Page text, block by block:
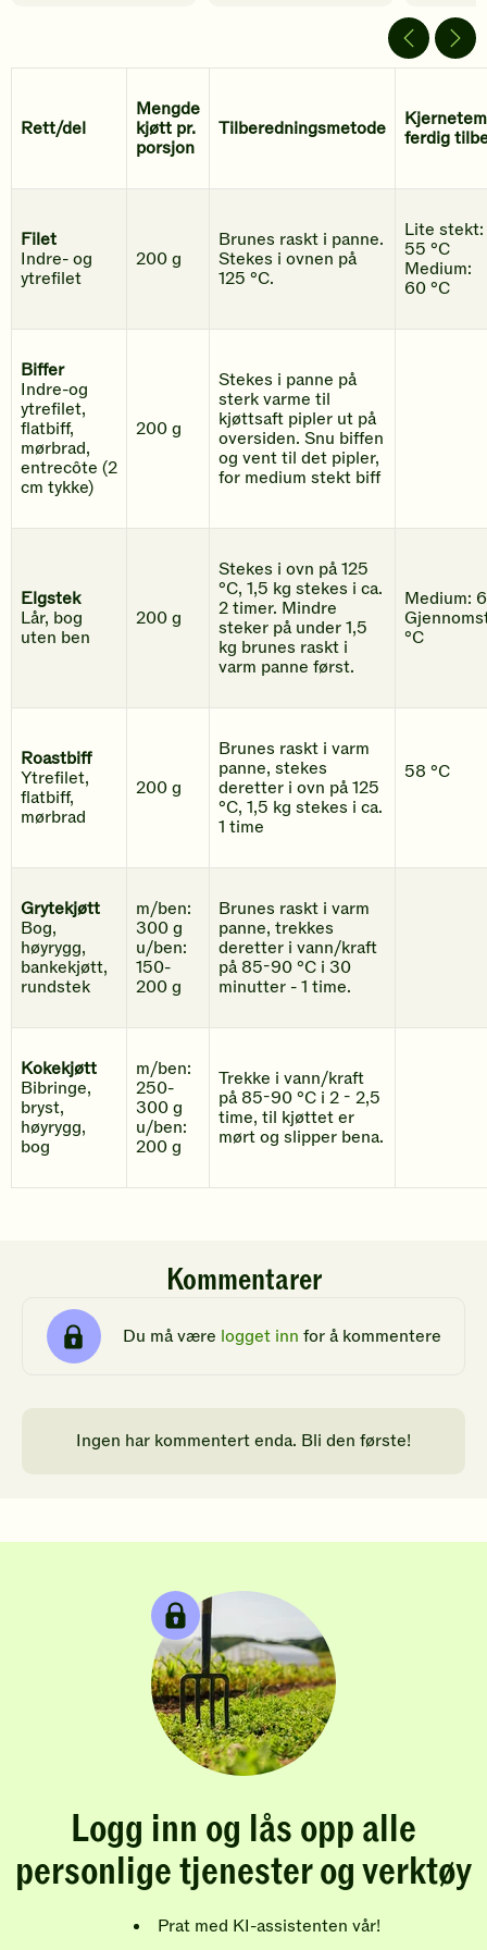
Rett/del
Mengde
kjøtt pr.
porsjon
Tilberedningsmetode
ferdig
Filet
Indre- og
ytrefilet
200 g
Brunes raskt i panne.
Stekes i ovnen på
125 °C.
Lite stekt:
55 °C
Medium:
60 °C
Biffer
Indre-og
ytrefilet,
flatbiff,
mørbrad,
entrecôte (2
cm tykke)
200 g
Stekes i panne på
sterk varme til
kjøttsaft pipler ut på
oversiden. Snu biffen
og vent til det pipler,
for medium stekt biff
Elgstek
Lår, bog
uten ben
200 g
Stekes i ovn på 125
°C, 1,5 kg stekes i ca.
2 timer. Mindre
steker på under 1,5
kg brunes raskt i
varm panne først.
Medium:
°C
Roastbiff
Ytrefilet,
flatbiff,
mørbrad
200 g
Brunes raskt i varm
panne, stekes
deretter i ovn på 125
°C, 1,5 kg stekes i ca.
1 time
58 °C
Grytekjøtt
Bog,
høyrygg,
bankekjøtt,
rundstek
m/ben:
300 g
u/ben:
150-
200 g
Brunes raskt i varm
panne, trekkes
deretter i vann/kraft
på 85-90 °C i 30
minutter - 1 time.
Kokekjøtt
Bibringe,
bryst,
høyrygg,
bog
m/ben:
250-
300 g
u/ben:
200 g
Trekke i vann/kraft
på 85-90 °C i 2 - 2,5
time, til kjøttet er
mørt og slipper bena.
Kommentarer
Du må være logget inn for å kommentere
Ingen har kommentert enda. Bli den første!
Logg inn og lås opp alle
personlige tjenester og verktøy
Prat med KI-assistenten vår!